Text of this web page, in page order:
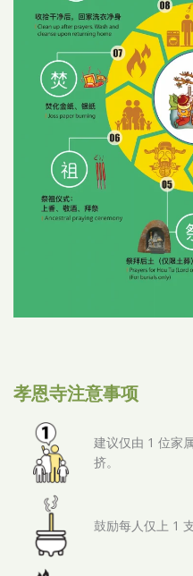
孝恩寺注意事项
建议仅由 1 位家
挤。
鼓励每人仅上 1